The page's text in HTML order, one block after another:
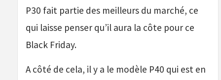
P30 fait partie des meilleurs du marché, ce
qui laisse penser qu’il aura la côte pour ce
Black Friday.
A côté de cela, il y a le modèle P40 qui est en